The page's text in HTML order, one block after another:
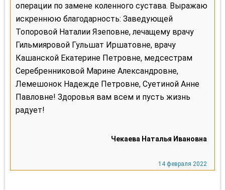
операции по замене коленного сустава. Выражаю
искреннюю благодарность: Заведующей
Топоровой Наталии Язеповне, лечащему врачу
Гильмияровой Гульшат Иршатовне, врачу
Кашанской Екатерине Петровне, медсестрам
Серебренниковой Марине Александровне,
Лемешонок Надежде Петровне, Суетиной Анне
Павловне! Здоровья вам всем и пусть жизнь
радует!